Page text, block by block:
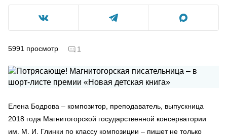
5991 просмотр 1
Елена Бодрова – композитор, преподаватель, выпускница
2018 года Магнитогорской государственной консерватории
им. М. И. Глинки по классу композиции – пишет не только